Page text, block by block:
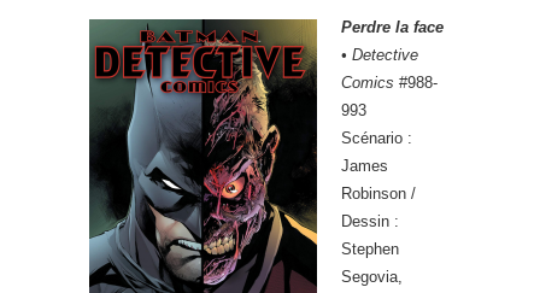
Perdre la face
• Detective
Comics #988-
993
Scénario :
James
Robinson /
Dessin :
Stephen
Segovia,